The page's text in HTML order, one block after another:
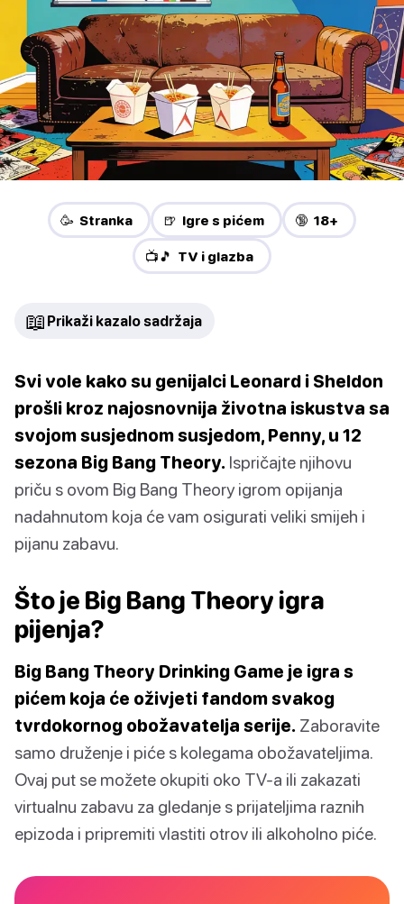
🥳 Stranka 🍺 Igre s pićem 🔞 18+
📺🎵 TV i glazba
📖 Prikaži kazalo sadržaja
Svi vole kako su genijalci Leonard i Sheldon
prošli kroz najosnovnija životna iskustva sa
svojom susjednom susjedom, Penny, u 12
sezona Big Bang Theory. Ispričajte njihovu
priču s ovom Big Bang Theory igrom opijanja
nadahnutom koja će vam osigurati veliki smijeh i
pijanu zabavu.
Što je Big Bang Theory igra
pijenja?
Big Bang Theory Drinking Game je igra s
pićem koja će oživjeti fandom svakog
tvrdokornog obožavatelja serije. Zaboravite
samo druženje i piće s kolegama obožavateljima.
Ovaj put se možete okupiti oko TV-a ili zakazati
virtualnu zabavu za gledanje s prijateljima raznih
epizoda i pripremiti vlastiti otrov ili alkoholno piće.